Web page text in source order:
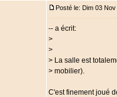
Posté le: Dim 03
-- a écrit:
>
>
> La salle est
> mobilier).
C'est finement joué